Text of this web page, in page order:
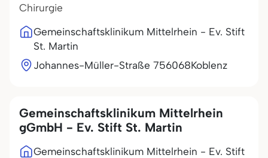
Chirurgie
Gemeinschaftsklinikum Mittelrhein - Ev. Stift
St. Martin
Johannes-Müller-Straße 756068Koblenz
Gemeinschaftsklinikum Mittelrhein
gGmbH - Ev. Stift St. Martin
Gemeinschaftsklinikum Mittelrhein - Ev. Stift